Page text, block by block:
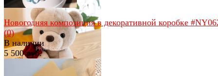
избранное сравнить
Новогодняя композиция в декоративной коробке
(0)
В наличии
5 500 руб.